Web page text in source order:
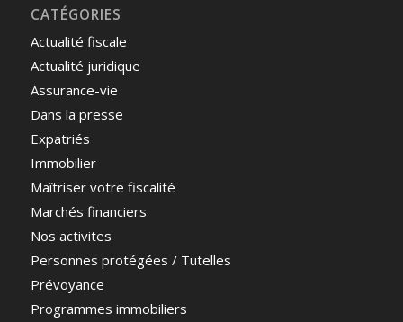
CATÉGORIES
Actualité fiscale
Actualité juridique
Assurance-vie
Dans la presse
Expatriés
Immobilier
Maîtriser votre fiscalité
Marchés financiers
Nos activites
Personnes protégées / Tutelles
Prévoyance
Programmes immobiliers